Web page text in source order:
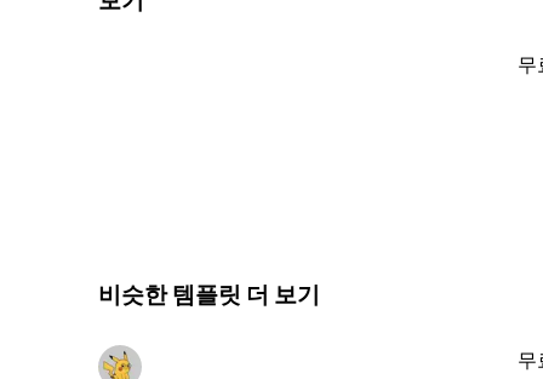
무
비슷한 템플릿 더 보기
무